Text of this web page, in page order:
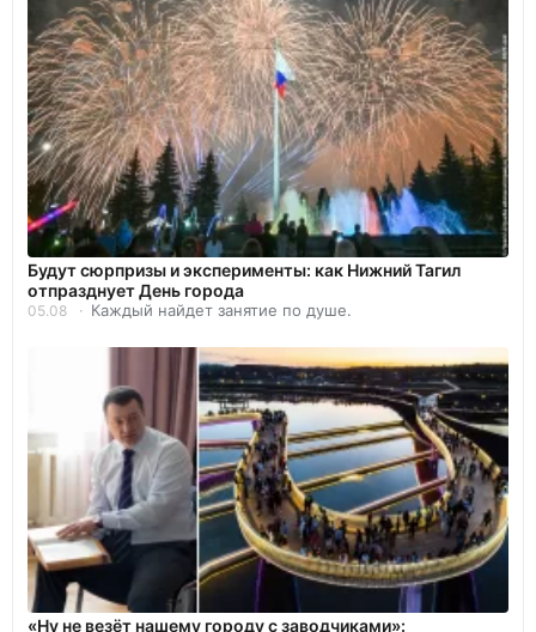
Будут сюрпризы и эксперименты: как Нижний Тагил
отпразднует День города
05.08 Каждый найдет занятие по душе.
«Ну не везёт нашему городу с заводчиками»: